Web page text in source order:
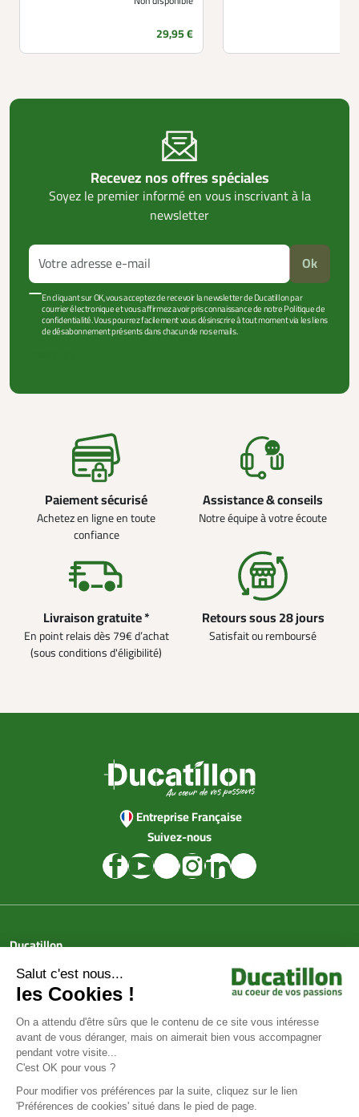
Prix
29,95 €
Recevez nos offres spéciales
Soyez le premier informé en vous inscrivant à la
newsletter
Ok
En cliquant sur OK, vous acceptez de recevoir la newsletter de Ducatillon par
courrier électronique et vous affirmez avoir pris connaissance de notre Politique de
confidentialité. Vous pourrez facilement vous désinscrire à tout moment via les liens
de désabonnement présents dans chacun de nos emails.
Paiement sécurisé
Achetez en ligne en toute
confiance
Assistance & conseils
Notre équipe à votre écoute
Livraison gratuite *
En point relais dès 79€ d’achat
(sous conditions d'éligibilité)
Retours sous 28 jours
Satisfait ou remboursé
Entreprise Française
Suivez-nous
Ducatillon
Achat en ligne
Services
Aide & Conseils
Paiement sécurisé